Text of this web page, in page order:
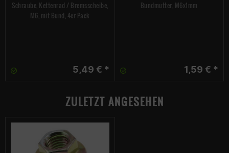
Schraube, Kettenrad / Bremsscheibe,
M6, mit Bund, 4er Pack
5,49 € *
Bundmutter, M6x1mm
1,59 € *
ZULETZT ANGESEHEN